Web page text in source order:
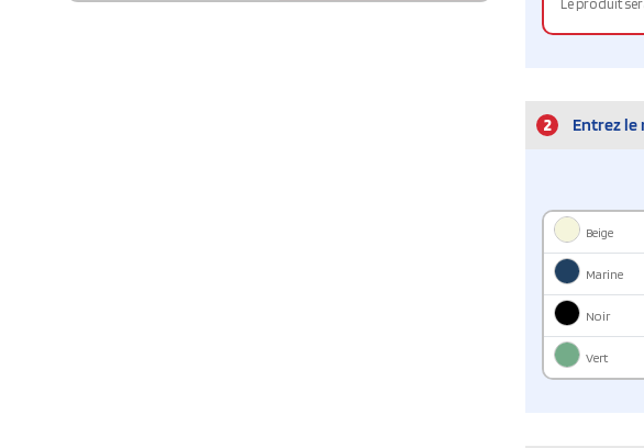
Le produit
2 Entrez le
Beige
Marine
Noir
Vert